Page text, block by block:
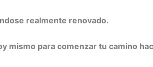
realmente renovado.
mismo para comenzar tu camino